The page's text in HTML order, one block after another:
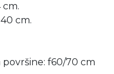
cm.
cm.
f60/70 cm